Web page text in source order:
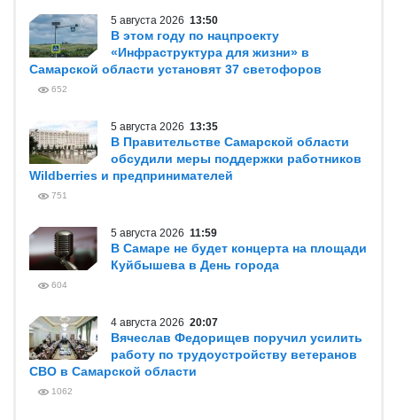
5 августа 2026 13:50
В этом году по нацпроекту
«Инфраструктура для жизни» в
Самарской области установят 37 светофоров
652
5 августа 2026 13:35
В Правительстве Самарской области
обсудили меры поддержки работников
Wildberries и предпринимателей
751
5 августа 2026 11:59
В Самаре не будет концерта на площади
Куйбышева в День города
604
4 августа 2026 20:07
Вячеслав Федорищев поручил усилить
работу по трудоустройству ветеранов
СВО в Самарской области
1062